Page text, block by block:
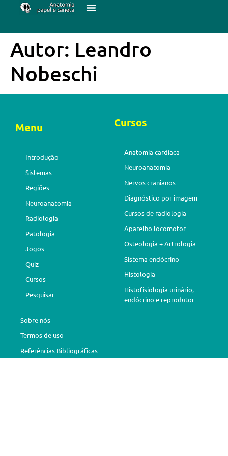
Autor: Leandro
Nobeschi
Menu
Introdução
Sistemas
Regiões
Neuroanatomia
Radiologia
Patologia
Jogos
Quiz
Cursos
Pesquisar
Cursos
Anatomia cardíaca
Neuroanatomia
Nervos cranianos
Diagnóstico por imagem
Cursos de radiologia
Aparelho locomotor
Osteologia + Artrologia
Sistema endócrino
Histologia
Histofisiologia urinário,
endócrino e reprodutor
Sobre nós
Termos de uso
Referências Bibliográficas